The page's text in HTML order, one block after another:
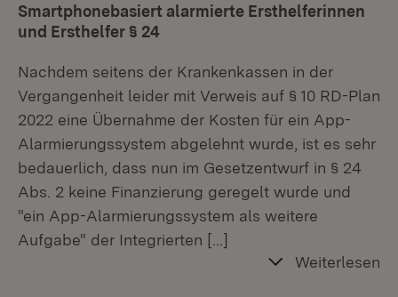
Smartphonebasiert alarmierte Ersthelferinnen
und Ersthelfer § 24
Nachdem seitens der Krankenkassen in der
Vergangenheit leider mit Verweis auf § 10 RD-Plan
2022 eine Übernahme der Kosten für ein App-
Alarmierungssystem abgelehnt wurde, ist es sehr
bedauerlich, dass nun im Gesetzentwurf in § 24
Abs. 2 keine Finanzierung geregelt wurde und
"ein App-Alarmierungssystem als weitere
Aufgabe" der Integrierten […]
Weiterlesen